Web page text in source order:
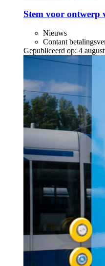
Stem voor ontwerp
Nieuws
Contant
Gepubliceerd op: 4